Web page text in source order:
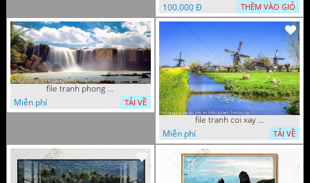
100.000 Đ
THÊM VÀO GIỎ
file tranh phong canh 8 5 22 tien
Miễn phí
TẢI VỀ
file tranh coi xay gio ben canh dong tranh treo tuong
Miễn phí
TẢI VỀ